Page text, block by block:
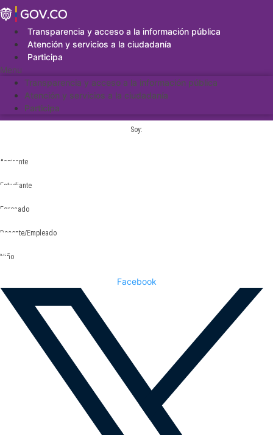
Saltar
al
contenidoTransparencia y acceso a la información pública
Atención y servicios a la ciudadanía
Participa
Menu
Transparencia y acceso a la información pública
Atención y servicios a la ciudadanía
Participa
Soy:
Aspirante
Estudiante
Egresado
Docente/Empleado
Niño
Facebook